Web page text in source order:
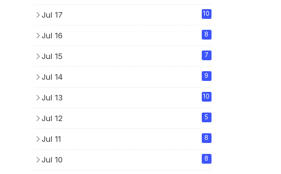
Jul 17 10
Jul 16 8
Jul 15 7
Jul 14 9
Jul 13 10
Jul 12 5
Jul 11 8
Jul 10 8